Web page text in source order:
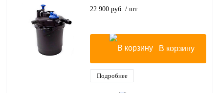
22 900 руб. / шт
В корзину
Подробнее